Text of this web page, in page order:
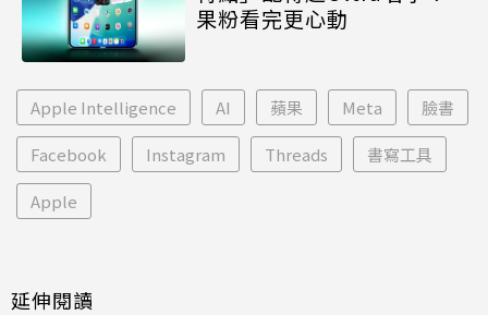
果粉看完更心動
Apple Intelligence AI 蘋果 Meta 臉書
Facebook Instagram Threads 書寫工具
Apple
延伸閱讀